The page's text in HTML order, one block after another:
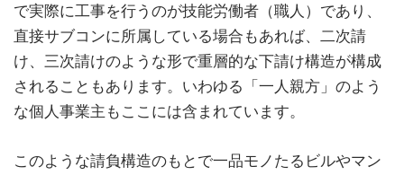
で実際に工事を行うのが技能労働者（職人）であり、
直接サブコンに所属している場合もあれば、二次請
け、三次請けのような形で重層的な下請け構造が構成
されることもあります。いわゆる「一人親方」のよう
な個人事業主もここには含まれています。
このような請負構造のもとで一品モノたるビルやマン